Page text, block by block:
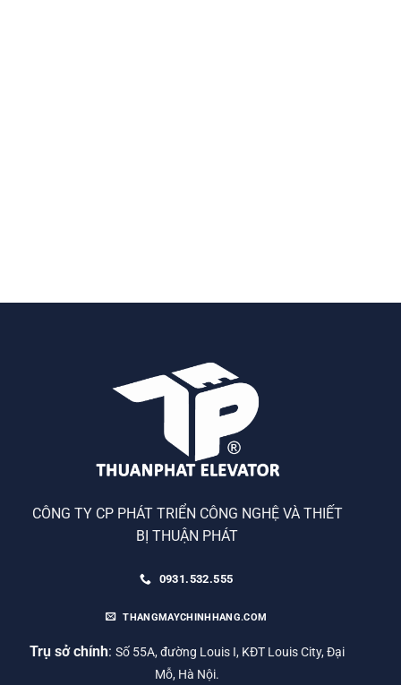
CÔNG TY CP PHÁT TRIỂN CÔNG NGHỆ VÀ THIẾT
BỊ THUẬN PHÁT
0931.532.555
THANGMAYCHINHHANG.COM
Trụ sở chính: Số 55A, đường Louis I, KĐT Louis City, Đại
Mỗ, Hà Nội.